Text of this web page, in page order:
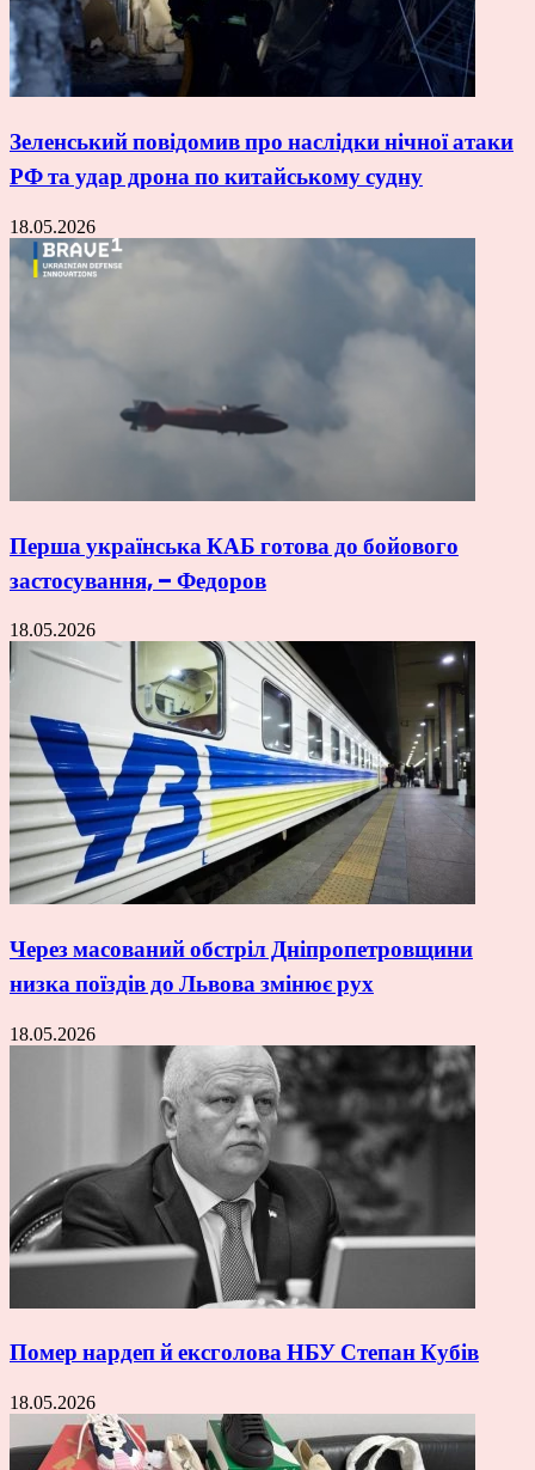
Зеленський повідомив про наслідки нічної атаки
РФ та удар дрона по китайському судну
18.05.2026
Перша українська КАБ готова до бойового
застосування, – Федоров
18.05.2026
Через масований обстріл Дніпропетровщини
низка поїздів до Львова змінює рух
18.05.2026
Помер нардеп й ексголова НБУ Степан Кубів
18.05.2026